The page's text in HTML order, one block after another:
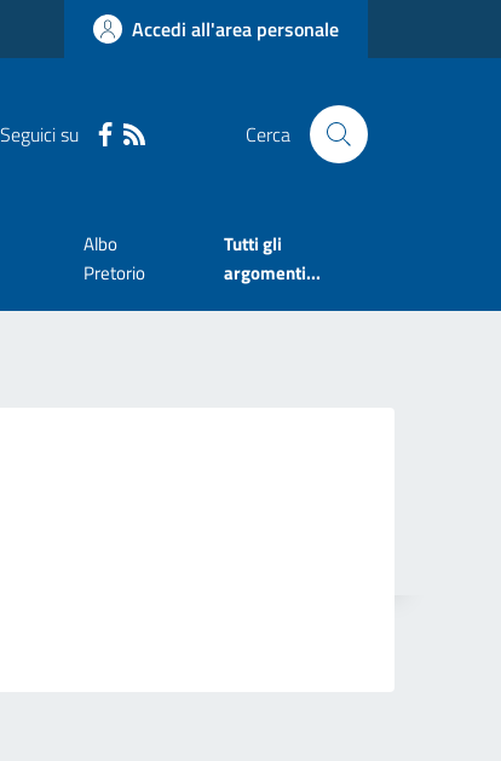
Accedi all'area personale
Seguici su Cerca
Albo
Pretorio
Tutti gli
argomenti...